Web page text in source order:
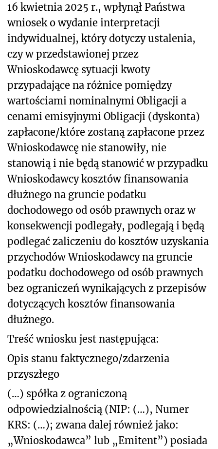
16 kwietnia 2025 r., wpłynął Państwa
wniosek o wydanie interpretacji
indywidualnej, który dotyczy ustalenia,
czy w przedstawionej przez
Wnioskodawcę sytuacji kwoty
przypadające na różnice pomiędzy
wartościami nominalnymi Obligacji a
cenami emisyjnymi Obligacji (dyskonta)
zapłacone/które zostaną zapłacone przez
Wnioskodawcę nie stanowiły, nie
stanowią i nie będą stanowić w przypadku
Wnioskodawcy kosztów finansowania
dłużnego na gruncie podatku
dochodowego od osób prawnych oraz w
konsekwencji podlegały, podlegają i będą
podlegać zaliczeniu do kosztów uzyskania
przychodów Wnioskodawcy na gruncie
podatku dochodowego od osób prawnych
bez ograniczeń wynikających z przepisów
dotyczących kosztów finansowania
dłużnego.
Treść wniosku jest następująca:
Opis stanu faktycznego/zdarzenia
przyszłego
(…) spółka z ograniczoną
odpowiedzialnością (NIP: (…), Numer
KRS: (…); zwana dalej również jako:
„Wnioskodawca” lub „Emitent”) posiada